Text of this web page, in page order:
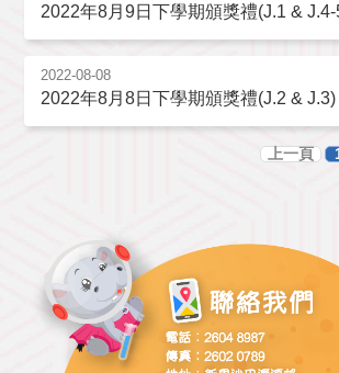
2022年8月9日下學期頒獎禮(J.1 & J.4-
2022-08-08
2022年8月8日下學期頒獎禮(J.2 & J.3)
上一頁